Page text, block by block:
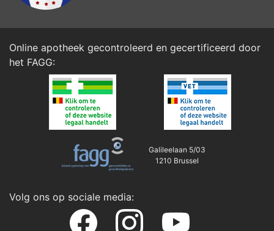
Online apotheek gecontroleerd en gecertificeerd door
het FAGG:
Galileelaan 5/03
1210 Brussel
Volg ons op sociale media: